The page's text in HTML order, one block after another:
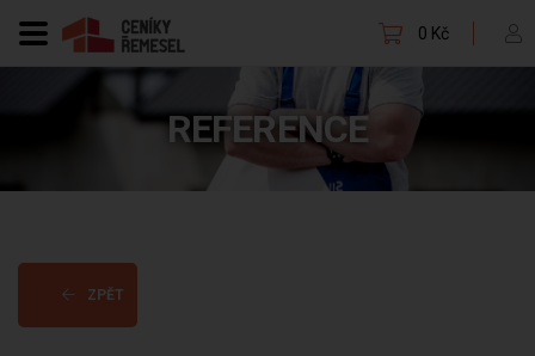
0 Kč
REFERENCE
ZPĚT